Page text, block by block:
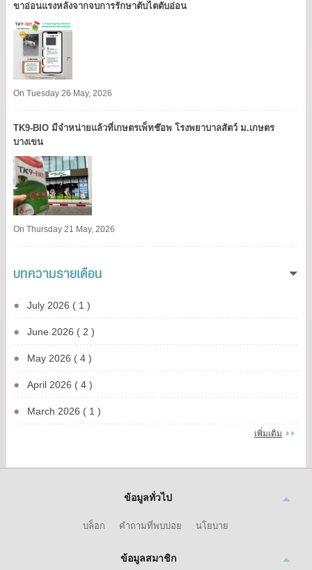
ขาอ่อนแรงหลังจากจบการรักษาตับไตตับอ่อน
On Tuesday 26 May, 2026
TK9​-BIO มีจำหน่ายแล้วที่เกษตรเพ็ทช๊อพ โรงพยาบาลสัตว์ ม.เกษตร
บางเขน​
On Thursday 21 May, 2026
บทความรายเดือน
July 2026 ( 1 )
June 2026 ( 2 )
May 2026 ( 4 )
April 2026 ( 4 )
March 2026 ( 1 )
เพิ่มเติม
ข้อมูลทั่วไป
บล็อก คำถามที่พบบ่อย นโยบาย
ข้อมูลสมาชิก